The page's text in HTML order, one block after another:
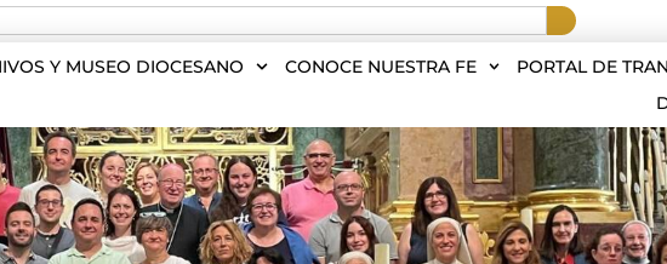
Y MUSEO DIOCESANO CONOCE NUESTRA FE PORTAL DE